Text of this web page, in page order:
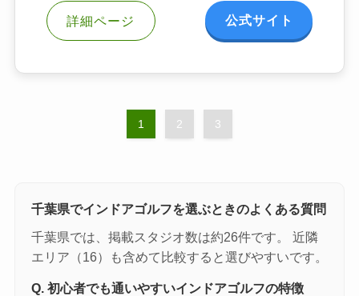
詳細ページ 公式サイト
1 2 3
千葉県でインドアゴルフを選ぶときのよくある質問
千葉県では、掲載スタジオ数は約26件です。 近隣
エリア（16）も含めて比較すると選びやすいです。
Q. 初心者でも通いやすいインドアゴルフの特徴